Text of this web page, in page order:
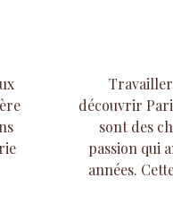
Travailler
découvrir
sont des
passion qui
années.